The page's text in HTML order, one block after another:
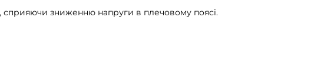
сприяючи зниженню напруги в плечовому поясі.